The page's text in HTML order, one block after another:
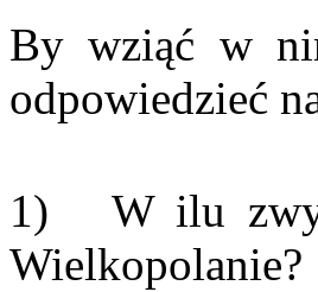
By wziąć w
odpowiedzieć
1) W ilu
Wielkopolanie?